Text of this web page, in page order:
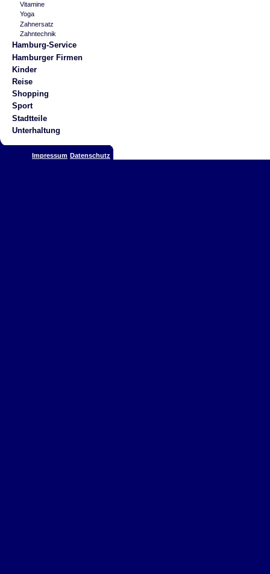
Vitamine
Yoga
Zahnersatz
Zahntechnik
Hamburg-Service
Hamburger Firmen
Kinder
Reise
Shopping
Sport
Stadtteile
Unterhaltung
Impressum Datenschutz